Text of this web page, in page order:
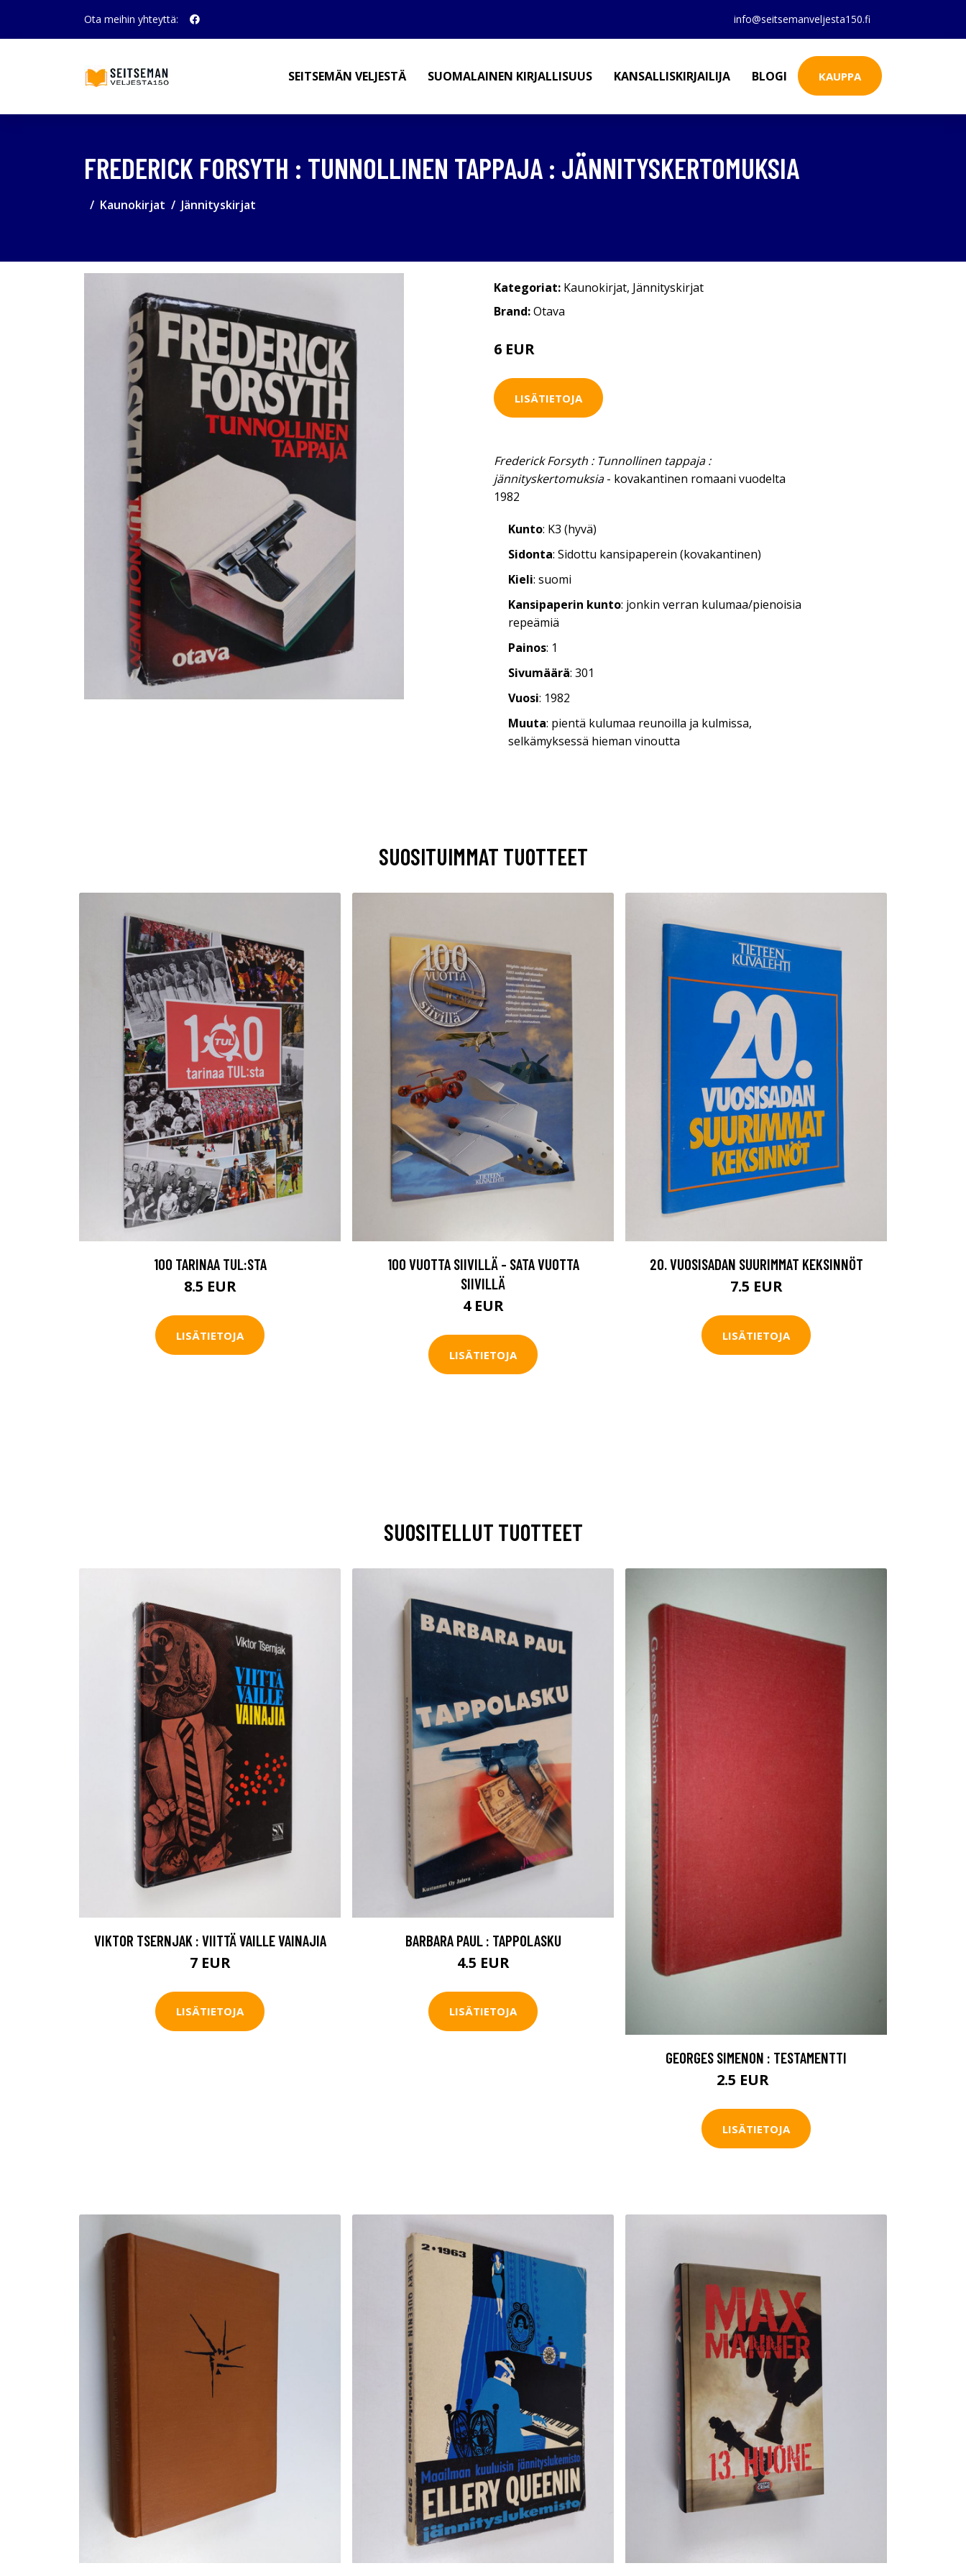
Ota meihin yhteyttä: info@seitsemanveljesta150.fi
SEITSEMÄN VELJESTÄ SUOMALAINEN KIRJALLISUUS KANSALLISKIRJAILIJA BLOGI KAUPPA
FREDERICK FORSYTH : TUNNOLLINEN TAPPAJA : JÄNNITYSKERTOMUKSIA
Kaunokirjat Jännityskirjat
Kategoriat: Kaunokirjat, Jännityskirjat
Brand:Otava
6 EUR
LISÄTIETOJA
Frederick Forsyth : Tunnollinen tappaja :
jännityskertomuksia- kovakantinen romaani vuodelta
1982
Kunto: K3 (hyvä)
Sidonta: Sidottu kansipaperein (kovakantinen)
Kieli: suomi
Kansipaperin kunto: jonkin verran kulumaa/pienoisia
repeämiä
Painos: 1
Sivumäärä: 301
Vuosi: 1982
Muuta: pientä kulumaa reunoilla ja kulmissa,
selkämyksessä hieman vinoutta
SUOSITUIMMAT TUOTTEET
100 TARINAA TUL:STA
8.5 EUR
LISÄTIETOJA
100 VUOTTA SIIVILLÄ - SATA VUOTTA
SIIVILLÄ
4 EUR
LISÄTIETOJA
20. VUOSISADAN SUURIMMAT KEKSINNÖT
7.5 EUR
LISÄTIETOJA
SUOSITELLUT TUOTTEET
VIKTOR TSERNJAK : VIITTÄ VAILLE VAINAJIA
7 EUR
LISÄTIETOJA
BARBARA PAUL : TAPPOLASKU
4.5 EUR
LISÄTIETOJA
GEORGES SIMENON : TESTAMENTTI
2.5 EUR
LISÄTIETOJA